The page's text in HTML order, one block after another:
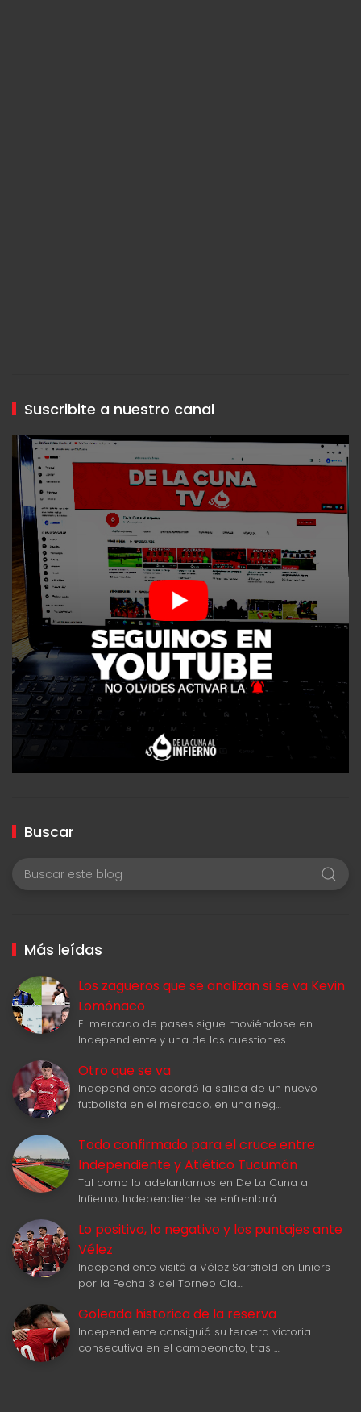
Suscribite a nuestro canal
Buscar
Más leídas
Los zagueros que se analizan si se va Kevin
Lomónaco
El mercado de pases sigue moviéndose en
Independiente y una de las cuestiones…
Otro que se va
Independiente acordó la salida de un nuevo
futbolista en el mercado, en una neg…
Todo confirmado para el cruce entre
Independiente y Atlético Tucumán
Tal como lo adelantamos en De La Cuna al
Infierno, Independiente se enfrentará …
Lo positivo, lo negativo y los puntajes ante
Vélez
Independiente visitó a Vélez Sarsfield en Liniers
por la Fecha 3 del Torneo Cla…
Goleada historica de la reserva
Independiente consiguió su tercera victoria
consecutiva en el campeonato, tras …